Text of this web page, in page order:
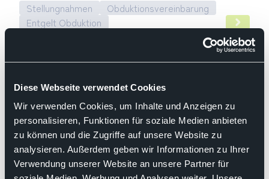
Diese Webseite verwendet Cookies
Wir verwenden Cookies, um Inhalte und Anzeigen zu
personalisieren, Funktionen für soziale Medien anbieten
zu können und die Zugriffe auf unsere Website zu
analysieren. Außerdem geben wir Informationen zu Ihrer
Verwendung unserer Website an unsere Partner für
Stellungnahmen
Obduktionsvereinbarung
Entgelt Obduktion
Angemessene Refinanzierung von zur Qualitätssicherung
Stellungnahme des BDP, der Deutschen
Gesellschaft für Pathologie (DGP) und der
Deutschen Gesellschaft für Neuropathologie und
Neuroanatomie (DGNN)
Änderungen MTA-Reform-Gesetz